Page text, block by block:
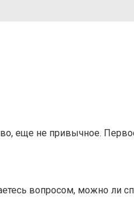
еще не привычное.
вопросом, можно ли